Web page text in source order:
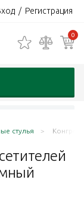
/ Регистрация
0
стулья